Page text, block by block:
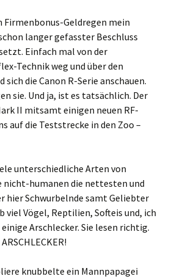
Firmenbonus-Geldregen mein
langer gefasster Beschluss
Einfach mal von der
Technik weg und über den
sich die Canon R-Serie anschauen.
sie. Und ja, ist es tatsächlich. Der
II mitsamt einigen neuen RF-
auf die Teststrecke in den Zoo –
unterschiedliche Arten von
nicht-humanen die nettesten und
hier Schwurbelnde samt Geliebter
viel Vögel, Reptilien, Softeis und, ich
Arschlecker. Sie lesen richtig.
knubbelte ein Mannpapagei